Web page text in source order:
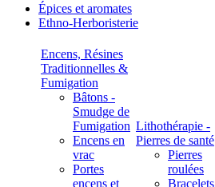
Épices et aromates
Ethno-Herboristerie
Encens, Résines
Traditionnelles &
Fumigation
Bâtons -
Smudge de
Fumigation
Encens en
vrac
Portes
encens et
Lithothérapie -
Pierres de santé
Pierres
roulées
Bracelets